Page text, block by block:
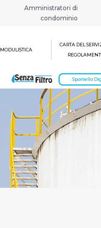
Amministratori di
condominio
MODULISTICA
CARTA DEL
Sportello